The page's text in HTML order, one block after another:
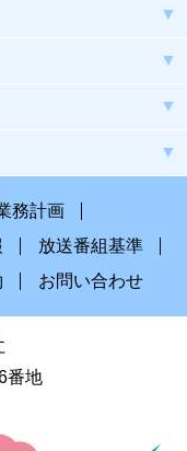
務計画
放送番組基準
お問い合わせ
番地